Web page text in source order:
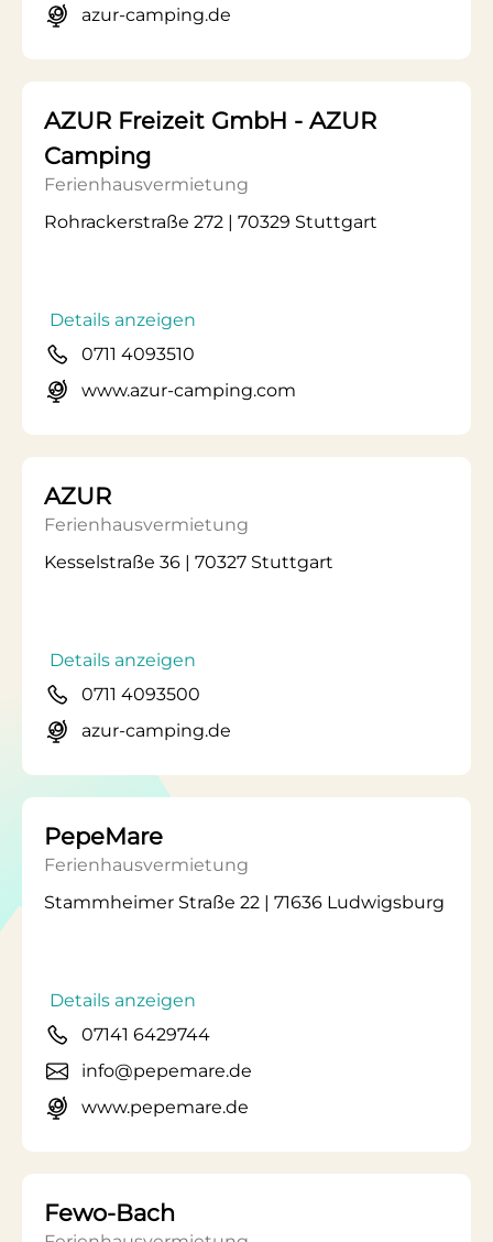
azur-camping.de
AZUR Freizeit GmbH - AZUR
Camping
Ferienhausvermietung
Rohrackerstraße 272 | 70329 Stuttgart
Details anzeigen
0711 4093510
www.azur-camping.com
AZUR
Ferienhausvermietung
Kesselstraße 36 | 70327 Stuttgart
Details anzeigen
0711 4093500
azur-camping.de
PepeMare
Ferienhausvermietung
Stammheimer Straße 22 | 71636 Ludwigsburg
Details anzeigen
07141 6429744
info@pepemare.de
www.pepemare.de
Fewo-Bach